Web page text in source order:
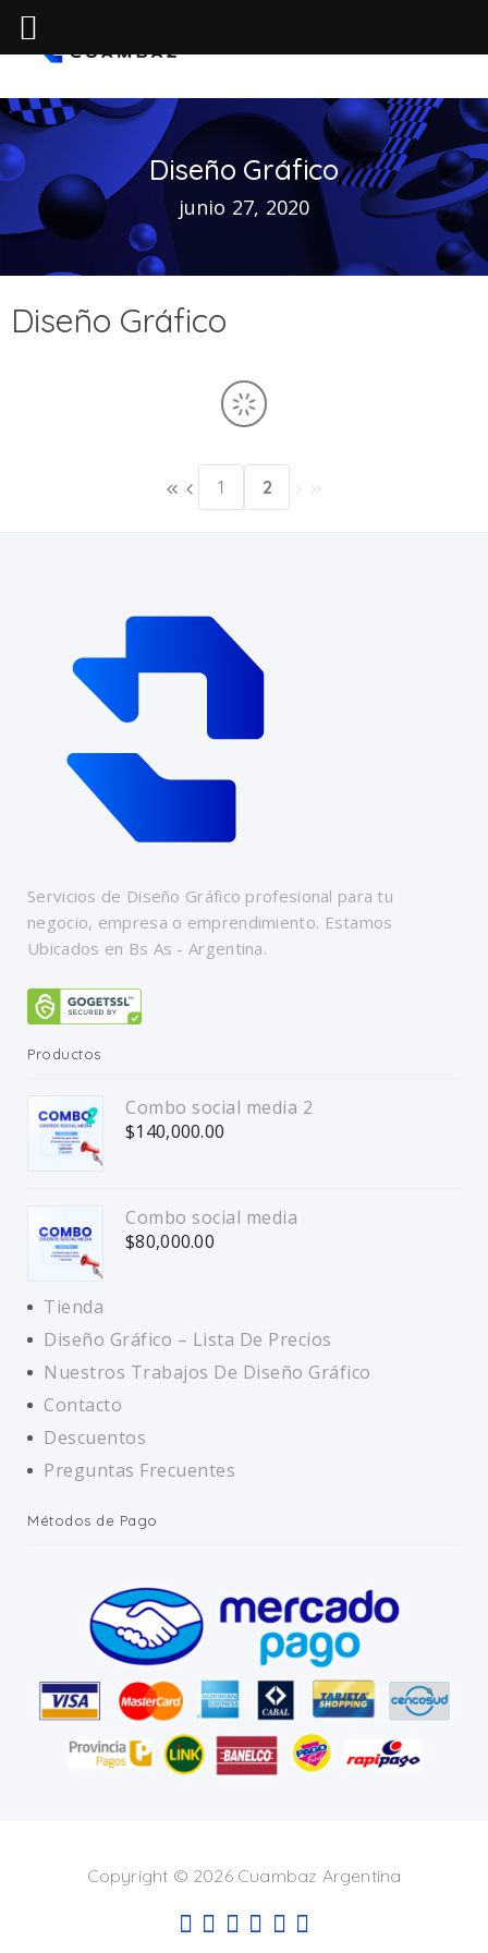
Diseño Gráfico
junio 27, 2020
Diseño Gráfico
1 2
Servicios de Diseño Gráfico profesional para tu
negocio, empresa o emprendimiento. Estamos
Ubicados en Bs As - Argentina.
Productos
Combo social media 2
$140,000.00
Combo social media
$80,000.00
Tienda
Diseño Gráfico – Lista De Precios
Nuestros Trabajos De Diseño Gráfico
Contacto
Descuentos
Preguntas Frecuentes
Métodos de Pago
Copyright © 2026 Cuambaz Argentina